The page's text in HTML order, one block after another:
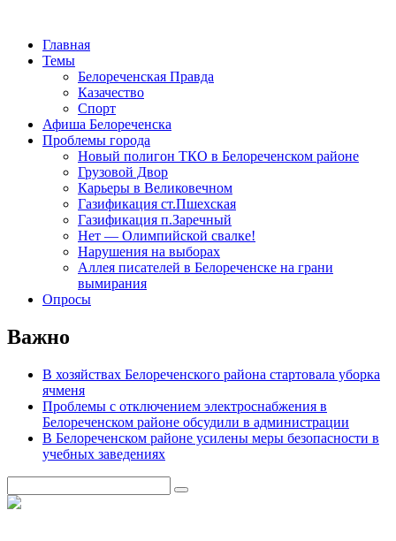
Главная
Темы
Белореченская Правда
Казачество
Спорт
Афиша Белореченска
Проблемы города
Новый полигон ТКО в Белореченском районе
Грузовой Двор
Карьеры в Великовечном
Газификация ст.Пшехская
Газификация п.Заречный
Нет — Олимпийской свалке!
Нарушения на выборах
Аллея писателей в Белореченске на грани
вымирания
Опросы
Важно
В хозяйствах Белореченского района стартовала уборка
ячменя
Проблемы с отключением электроснабжения в
Белореченском районе обсудили в администрации
В Белореченском районе усилены меры безопасности в
учебных заведениях